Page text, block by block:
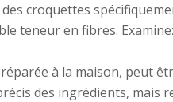
croquettes
teneur en fibres.
à la maison, peut
des ingrédients, mais